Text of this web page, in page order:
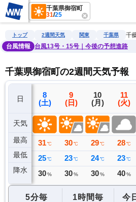
千葉県御宿町
31/25
雨雲レーダー 台風情報 地震情報
トップ 2週間天気 関東 千葉県
千
台風情報
台風13号・15号｜今後の予想進路
千葉県御宿町の2週間天気予報
日
天気
最高
最低
降水
7
(金)
31 ℃
26 ℃
0 ミリ
8
(土)
31 ℃
25 ℃
30 %
9
(日)
30 ℃
23 ℃
30 %
10
(月)
29 ℃
24 ℃
30 %
11
(火)
28 ℃
23 ℃
40 %
5分毎 1時間毎 今